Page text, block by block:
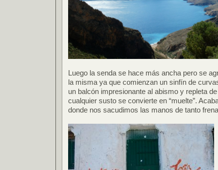
Luego la senda se hace más ancha pero se
la misma ya que comienzan un sinfín de
un balcón impresionante al abismo y repleta
cualquier susto se convierte en “muelte”.
donde nos sacudimos las manos de tanto